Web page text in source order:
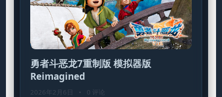
勇者斗恶龙7重制版 模拟器版
Reimagined
2026年2月6日 • 0 评论